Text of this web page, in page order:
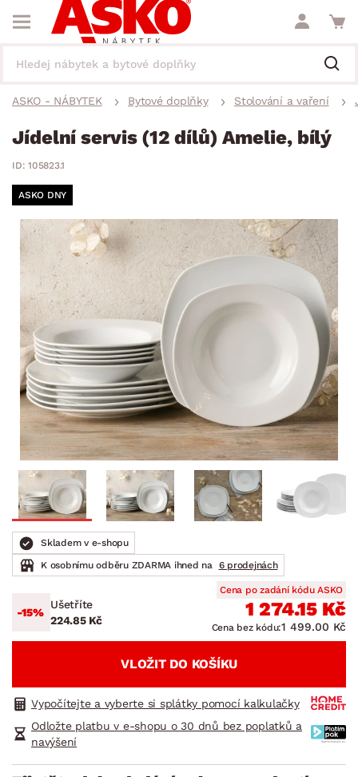
ASKO - NÁBYTEK Bytové doplňky Stolování a vaření
Jídelní servis (12 dílů) Amelie, bílý
ID: 105823.1
ASKO DNY
Skladem v e-shopu
K osobnímu odběru ZDARMA ihned na
6 prodejnách
-15%
Ušetříte
224.85 Kč
Cena po zadání kódu ASKO
1 274.15 Kč
Cena bez kódu:1 499.00 Kč
VLOŽIT DO KOŠÍKU
Vypočítejte a vyberte si splátky pomocí kalkulačky
Odložte platbu v e-shopu o 30 dnů bez poplatků a
navýšení